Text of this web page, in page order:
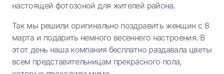
настоящей фотозоной для жителей района.
Так мы решили оригинально поздравить женщин с 8
марта и подарить немного весеннего настроения. В
этот день наша компания бесплатно раздавала цветы
всем представительницам прекрасного пола,